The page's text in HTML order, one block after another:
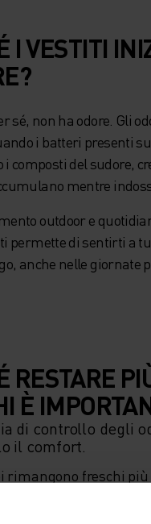
I VESTITI
sé, non ha odore. Gli
i batteri presenti
i composti del sudore,
mentre
outdoor e
permette di sentirti a
anche nelle giornate
RESTARE
È
di controllo degli
il comfort.
rimangono freschi
di essere lavati così
lavaggi in lavatrice, il